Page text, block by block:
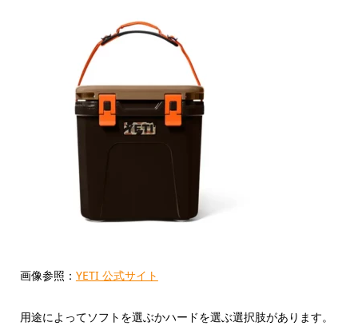
画像参照： YETI 公式サイト
用途によってソフトを選ぶかハードを選ぶ選択肢があります。